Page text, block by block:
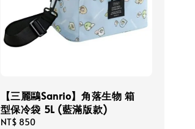
【三麗鷗Sanrio】角落生物 箱
型保冷袋 5L (藍滿版款)
Regular
NT$ 850